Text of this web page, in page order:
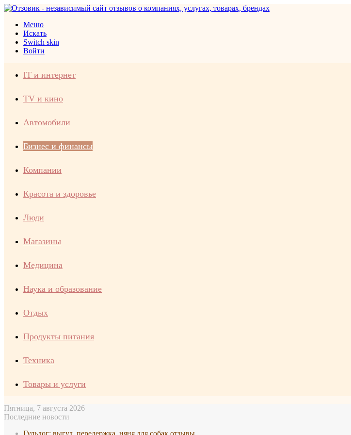
Меню
Искать
Switch skin
Войти
IT и интернет
TV и кино
Автомобили
Бизнес и финансы
Компании
Красота и здоровье
Люди
Магазины
Медицина
Наука и образование
Отдых
Продукты питания
Техника
Товары и услуги
Пятница, 7 августа 2026
Последние новости
Гульдог: выгул, передержка, няня для собак отзывы